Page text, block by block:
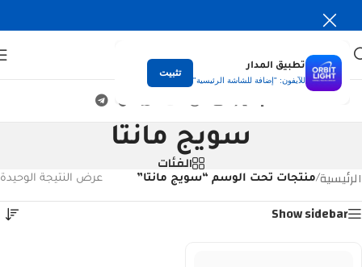
تطبيق المدار
للآيفون: "إضافة للشاشة الرئيسية"
تثبيت
سويج مانتا
الفئات
الرئيسية/منتجات تحت الوسم “سويج مانتا” عرض النتيجة الوحيدة
Show sidebar